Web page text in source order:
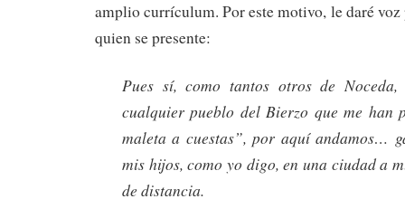
amplio currículum. Por este motivo, le daré voz
quien se presente:
Pues sí, como tantos otros de
cualquier pueblo del Bierzo que me han
maleta a cuestas”, por aquí andamos…
mis hijos, como yo digo, en una ciudad a
de distancia.